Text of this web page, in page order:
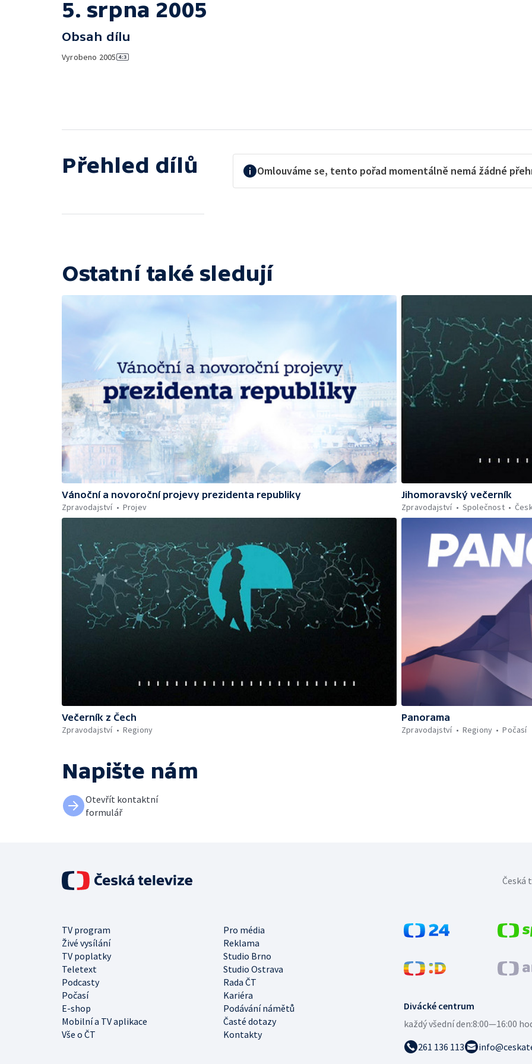
5. srpna 2005
Obsah dílu
Vyrobeno 2005
Přehled dílů Omlouváme se, tento pořad momentálně nemá žádné
Ostatní také sledují
Vánoční a novoroční projevy prezidenta republiky
Zpravodajství
Projev
Jihomoravský večerník
Zpravodajství
Společnost
Večerník z Čech
Zpravodajství
Regiony
Panorama
Zpravodajství
Regiony Počasí
Napište nám
Otevřít kontaktní
formulář
Divácké centrum
každý všední den:8:00—16:00
261 136 113
TV program
Pro média
Živé vysílání
Reklama
TV poplatky
Studio Brno
Teletext
Studio Ostrava
Podcasty
Rada ČT
Počasí
Kariéra
E-shop
Podávání námětů
Mobilní a TV aplikace
Časté dotazy
Vše o ČT
Kontakty
Česká